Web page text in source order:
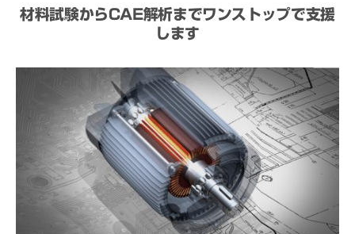
材料試験からCAE解析までワンストップで支援
します